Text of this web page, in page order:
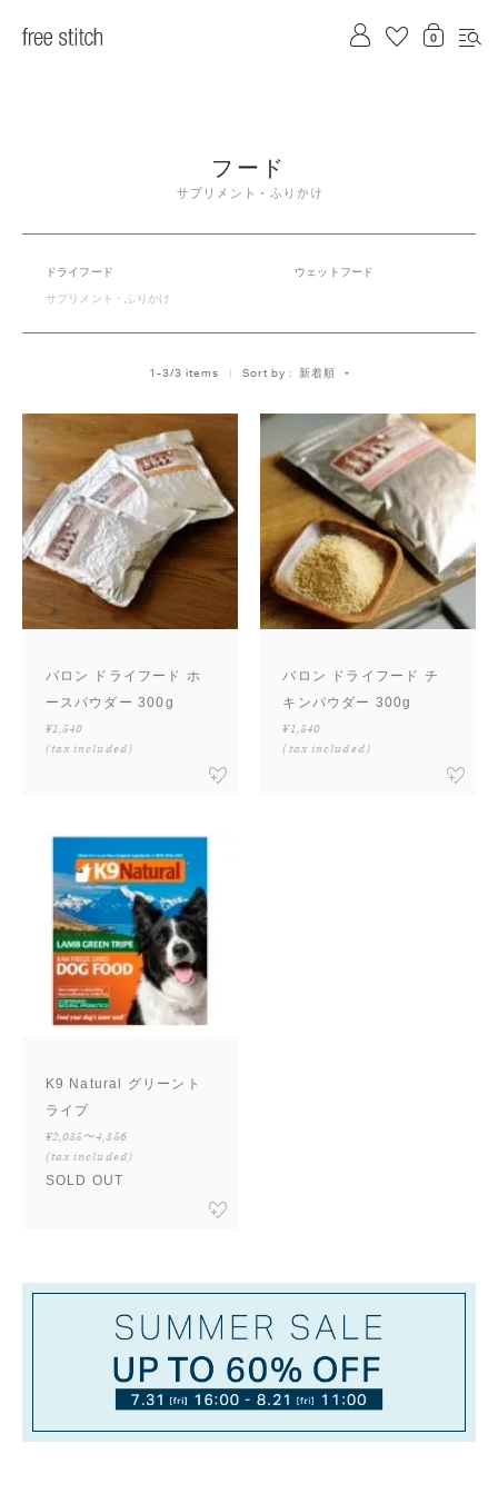
フード
サプリメント・ふりかけ
ドライフード ウェットフード
サプリメント・ふりかけ
1 -3/3 items Sort by 新着順
バロン ドライフード ホ
ースパウダー 300g
¥1,540
(tax included)
バロン ドライフード チ
キンパウダー 300g
¥1,540
(tax included)
K9 Natural グリーント
ライプ
¥2,035〜4,356
(tax included)
SOLD OUT